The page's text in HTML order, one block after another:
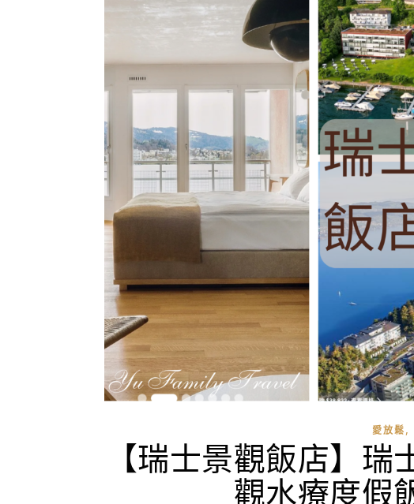
愛放鬆,
【瑞士景觀飯店】
觀水療度假